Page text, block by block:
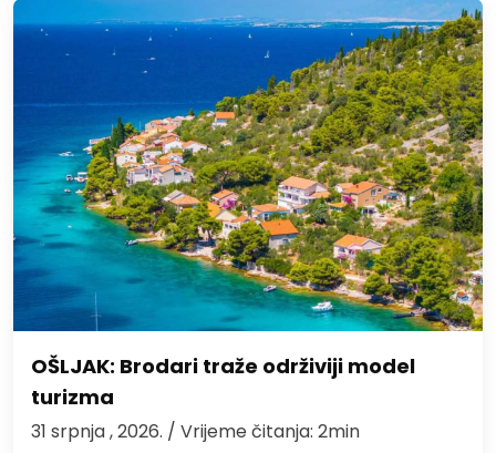
OŠLJAK: Brodari traže održiviji model
turizma
31 srpnja , 2026. / Vrijeme čitanja: 2min